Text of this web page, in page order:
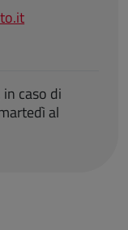
caso di
al